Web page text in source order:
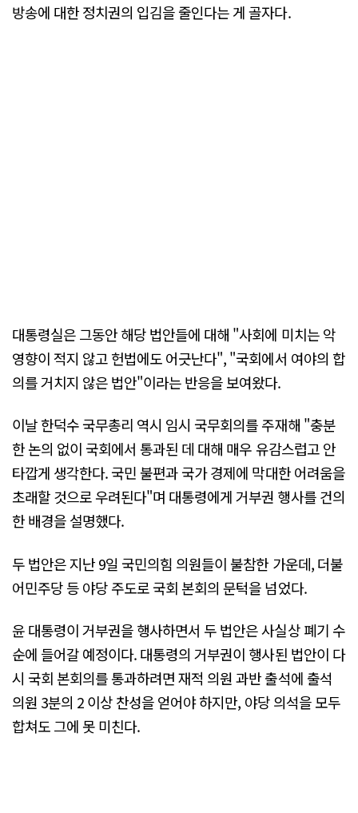
방송에 대한 정치권의 입김을 줄인다는 게 골자다.
대통령실은 그동안 해당 법안들에 대해 "사회에 미치는 악
영향이 적지 않고 헌법에도 어긋난다", "국회에서 여야의 합
의를 거치지 않은 법안"이라는 반응을 보여왔다.
이날 한덕수 국무총리 역시 임시 국무회의를 주재해 "충분
한 논의 없이 국회에서 통과된 데 대해 매우 유감스럽고 안
타깝게 생각한다. 국민 불편과 국가 경제에 막대한 어려움을
초래할 것으로 우려된다"며 대통령에게 거부권 행사를 건의
한 배경을 설명했다.
두 법안은 지난 9일 국민의힘 의원들이 불참한 가운데, 더불
어민주당 등 야당 주도로 국회 본회의 문턱을 넘었다.
윤 대통령이 거부권을 행사하면서 두 법안은 사실상 폐기 수
순에 들어갈 예정이다. 대통령의 거부권이 행사된 법안이 다
시 국회 본회의를 통과하려면 재적 의원 과반 출석에 출석
의원 3분의 2 이상 찬성을 얻어야 하지만, 야당 의석을 모두
합쳐도 그에 못 미친다.